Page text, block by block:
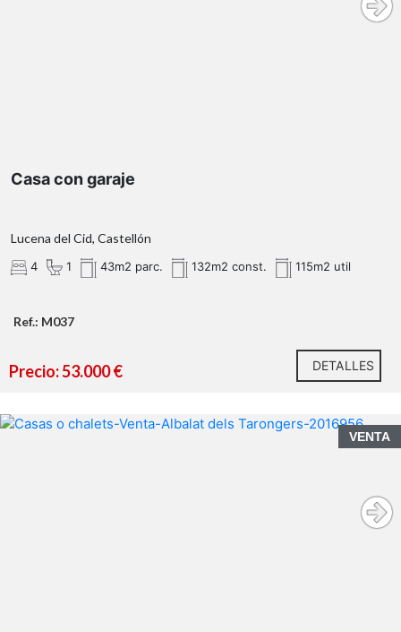
Casa con garaje
Lucena del Cid, Castellón
4 1 43m2 parc. 132m2 const. 115m2 util
Ref.: M037
Precio: 53.000 € DETALLES
VENTA